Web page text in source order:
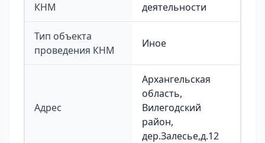
КНМ
деятельности
Тип объекта
проведения КНМ
Иное
Адрес
Архангельская
область,
Вилегодский
район,
дер.Залесье,д.12